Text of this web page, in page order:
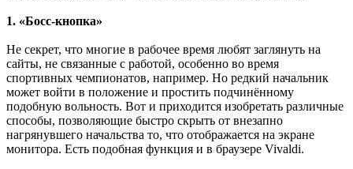
1. «Босс-кнопка»
Не секрет, что многие в рабочее время любят заглянуть на
сайты, не связанные с работой, особенно во время
спортивных чемпионатов, например. Но редкий начальник
может войти в положение и простить подчинённому
подобную вольность. Вот и приходится изобретать различные
способы, позволяющие быстро скрыть от внезапно
нагрянувшего начальства то, что отображается на экране
монитора. Есть подобная функция и в браузере Vivaldi.